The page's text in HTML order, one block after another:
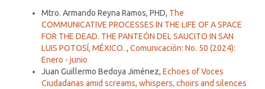
Mtro. Armando Reyna Ramos, PHD, The
COMMUNICATIVE PROCESSES IN THE LIFE OF A SPACE
FOR THE DEAD. THE PANTEÓN DEL SAUCITO IN SAN
LUIS POTOSÍ, MÉXICO. , Comunicación: No. 50 (2024):
Enero - junio
Juan Guillermo Bedoya Jiménez, Echoes of Voces
Ciudadanas amid screams, whispers, choirs and silences